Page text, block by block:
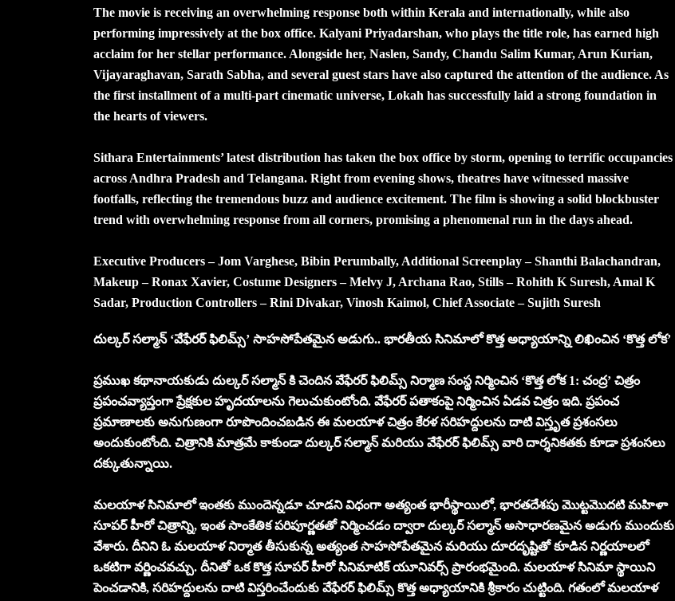
The movie is receiving an overwhelming response both within Kerala and internationally, while also
performing impressively at the box office. Kalyani Priyadarshan, who plays the title role, has earned high
acclaim for her stellar performance. Alongside her, Naslen, Sandy, Chandu Salim Kumar, Arun Kurian,
Vijayaraghavan, Sarath Sabha, and several guest stars have also captured the attention of the audience. As
the first installment of a multi-part cinematic universe, Lokah has successfully laid a strong foundation in
the hearts of viewers.
Sithara Entertainments’ latest distribution has taken the box office by storm, opening to terrific occupancies
across Andhra Pradesh and Telangana. Right from evening shows, theatres have witnessed massive
footfalls, reflecting the tremendous buzz and audience excitement. The film is showing a solid blockbuster
trend with overwhelming response from all corners, promising a phenomenal run in the days ahead.
Executive Producers – Jom Varghese, Bibin Perumbally, Additional Screenplay – Shanthi Balachandran,
Makeup – Ronax Xavier, Costume Designers – Melvy J, Archana Rao, Stills – Rohith K Suresh, Amal K
Sadar, Production Controllers – Rini Divakar, Vinosh Kaimol, Chief Associate – Sujith Suresh
దుల్కర్ సల్మాన్ ‘వేఫేరర్ ఫిలిమ్స్’ సాహసోపేతమైన అడుగు.. భారతీయ సినిమాలో కొత్త అధ్యాయాన్ని లిఖించిన ‘కొత్త లోక’
ప్రముఖ కథానాయకుడు దుల్కర్ సల్మాన్ కి చెందిన వేఫేరర్ ఫిలిమ్స్ నిర్మాణ సంస్థ నిర్మించిన ‘కొత్త లోక 1: చంద్ర’ చిత్రం
ప్రపంచవ్యాప్తంగా ప్రేక్షకుల హృదయాలను గెలుచుకుంటోంది. వేఫేరర్ పతాకంపై నిర్మించిన ఏడవ చిత్రం ఇది. ప్రపంచ
ప్రమాణాలకు అనుగుణంగా రూపొందించబడిన ఈ మలయాళ చిత్రం కేరళ సరిహద్దులను దాటి విస్తృత ప్రశంసలు
అందుకుంటోంది. చిత్రానికి మాత్రమే కాకుండా దుల్కర్ సల్మాన్ మరియు వేఫేరర్ ఫిలిమ్స్ వారి దార్శనికతకు కూడా ప్రశంసలు
దక్కుతున్నాయి.
మలయాళ సినిమాలో ఇంతకు ముందెన్నడూ చూడని విధంగా అత్యంత భారీస్థాయిలో, భారతదేశపు మొట్టమొదటి మహిళా
సూపర్ హీరో చిత్రాన్ని, ఇంత సాంకేతిక పరిపూర్ణతతో నిర్మించడం ద్వారా దుల్కర్ సల్మాన్ అసాధారణమైన అడుగు ముందుకు
వేశారు. దీనిని ఓ మలయాళ నిర్మాత తీసుకున్న అత్యంత సాహసోపేతమైన మరియు దూరదృష్టితో కూడిన నిర్ణయాలలో
ఒకటిగా వర్ణించవచ్చు. దీనితో ఒక కొత్త సూపర్ హీరో సినిమాటిక్ యూనివర్స్ ప్రారంభమైంది. మలయాళ సినిమా స్థాయిని
పెంచడానికి, సరిహద్దులను దాటి విస్తరించేందుకు వేఫేరర్ ఫిలిమ్స్ కొత్త అధ్యాయానికి శ్రీకారం చుట్టింది. గతంలో మలయాళ